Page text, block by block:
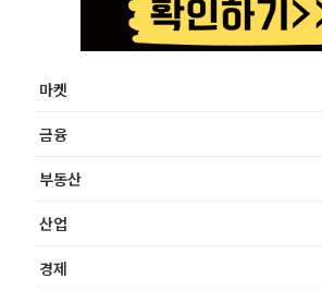
마켓
금융
부동산
산업
경제